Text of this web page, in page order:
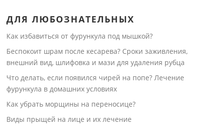
ДЛЯ ЛЮБОЗНАТЕЛЬНЫХ
Как избавиться от фурункула под мышкой?
Беспокоит шрам после кесарева? Сроки заживления,
внешний вид, шлифовка и мази для удаления рубца
Что делать, если появился чирей на попе? Лечение
фурункула в домашних условиях
Как убрать морщины на переносице?
Виды прыщей на лице и их лечение